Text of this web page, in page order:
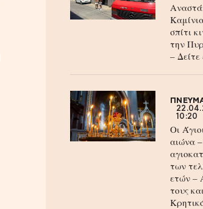
σπίτι
την
– Δείτε
10:20
Οι
αιώνα
των
ετών –
τους